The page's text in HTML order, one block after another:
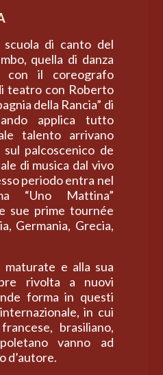
di canto del
quella di danza
con il coreografo
teatro con Roberto
della Rancia” di
applica tutto
talento arrivano
palcoscenico de
di musica dal vivo
periodo entra nel
“Uno Mattina”
sue prime tournée
Germania, Grecia,
maturate e alla sua
rivolta a nuovi
forma in questi
in cui
brasiliano,
vanno ad
d’autore.